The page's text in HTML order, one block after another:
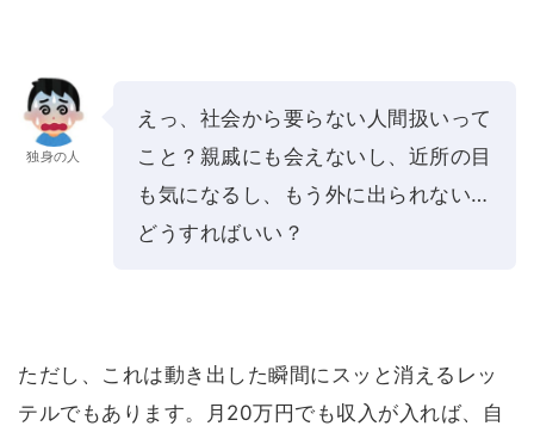
独身の人
えっ、社会から要らない人間扱いって
こと？親戚にも会えないし、近所の目
も気になるし、もう外に出られない…
どうすればいい？
ただし、これは動き出した瞬間にスッと消えるレッ
テルでもあります。月20万円でも収入が入れば、自